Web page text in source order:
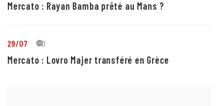
Mercato : Rayan Bamba prêté au Mans ?
29/07 10
Mercato : Lovro Majer transféré en Grèce